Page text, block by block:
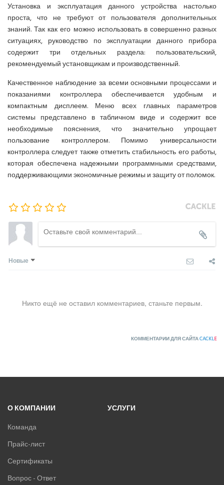
Установка и эксплуатация данного устройства настолько
проста, что не требуют от пользователя дополнительных
знаний. Так как его можно использовать в совершенно разных
ситуациях, руководство по эксплуатации данного прибора
содержит три отдельных раздела: пользовательский,
рекомендуемый установщикам и производственный.
Качественное наблюдение за всеми основными процессами и
показаниями контроллера обеспечивается удобным и
компактным дисплеем. Меню всех главных параметров
системы представлено в табличном виде и содержит все
необходимые пояснения, что значительно упрощает
пользование контроллером. Помимо универсальности
контроллера следует также отметить стабильность его работы,
которая обеспечена надежными программными средствами,
поддерживающими экономичные режимы и защиту от поломок.
Новые
Никто ещё не оставил комментариев, станьте первым.
КОММЕНТАРИИ ДЛЯ САЙТАCACKLE
О КОМПАНИИ
Команда
Прайс-лист
Сертификаты
Вопрос - Ответ
УСЛУГИ